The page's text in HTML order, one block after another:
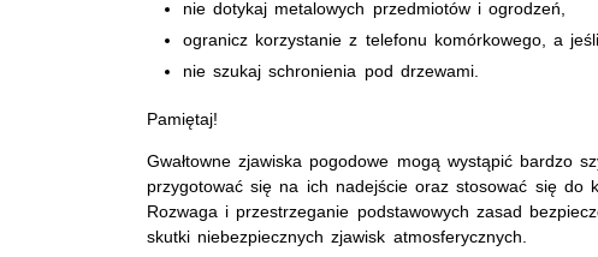
nie dotykaj metalowych przedmiotów i ogrodzeń,
ogranicz korzystanie z telefonu komórkowego, a
nie szukaj schronienia pod drzewami.
Pamiętaj!
Gwałtowne zjawiska pogodowe mogą wystąpić bardzo
przygotować się na ich nadejście oraz stosować się do
Rozwaga i przestrzeganie podstawowych zasad
skutki niebezpiecznych zjawisk atmosferycznych.